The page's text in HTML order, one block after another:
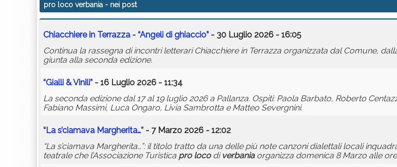
pro loco verbania - nei post
Chiacchiere in Terrazza - “Angeli di ghiaccio” - 30 Luglio 2026 - 16:05
Continua la rassegna di incontri letterari Chiacchiere in Terrazza organizzata dal Comune,
giunta alla seconda edizione.
“Gialli & Vinili” - 16 Luglio 2026 - 11:34
La seconda edizione dal 17 al 19 luglio 2026 a Pallanza. Ospiti: Paola Barbato, Roberto
Fabiano Massimi, Luca Ongaro, Livia Sambrotta e Matteo Severgnini.
“La s’ciamava Margherita…” - 7 Marzo 2026 - 12:02
“La s’ciamava Margherita…”: il titolo tratto da una delle più note canzoni dialettali locali
teatrale che l’Associazione Turistica pro locodi verbaniaorganizza domenica 8 Marzo alle ore